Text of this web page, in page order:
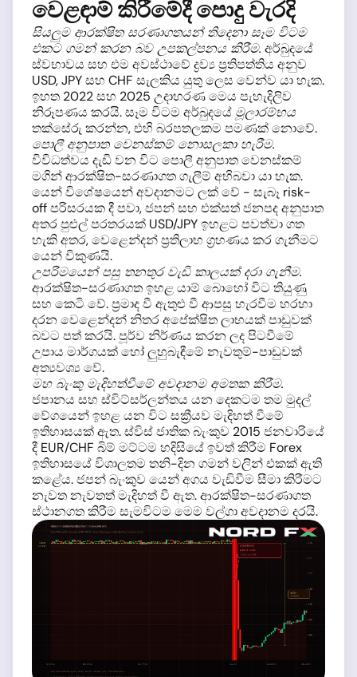
වෙළඳාම් කිරීමේදී පොදු වැරදි
සියලුම ආරක්ෂිත සරණාගතයන් තිදෙනා සෑම විටම
එකට ගමන් කරන බව උපකල්පනය කිරීම. අර්බුදයේ
ස්වභාවය සහ එම අවස්ථාවේ ද්‍රව්‍ය ප්‍රතිපත්තිය අනුව
USD, JPY සහ CHF සැලකිය යුතු ලෙස වෙන්ව යා හැක.
ඉහත 2022 සහ 2025 උදාහරණ මෙය පැහැදිලිව
නිරූපණය කරයි. සෑම විටම අර්බුදයේ මූලාරම්භය
තක්සේරු කරන්න, එහි බරපතලකම පමණක් නොවේ.
පොලී අනුපාත වෙනස්කම් නොසලකා හැරීම.
විවිධත්වය දැඩි වන විට පොලී අනුපාත වෙනස්කම්
මගින් ආරක්ෂිත-සරණාගත ගැලීම් අභිබවා යා හැක.
යෙන් විශේෂයෙන් අවදානමට ලක් වේ - සැබෑ risk-
off පරිසරයක දී පවා, ජපන් සහ එක්සත් ජනපද අනුපාත
අතර පුළුල් පරතරයක් USD/JPY ඉහළට පවත්වා ගත
හැකි අතර, වෙළෙන්දන් ප්‍රතිලාභ ග්‍රහණය කර ගැනීමට
යෙන් විකුණයි.
උපරිමයෙන් පසු තනතුර වැඩි කාලයක් දරා ගැනීම.
ආරක්ෂිත-සරණාගත ඉහළ යාම් බොහෝ විට තියුණු
සහ කෙටි වේ. ප්‍රමාද වී ඇතුළු වී ආපසු හැරවීම හරහා
දරන වෙළෙන්දන් නිතර අපේක්ෂිත ලාභයක් පාඩුවක්
බවට පත් කරයි. පූර්ව නිර්ණය කරන ලද පිටවීමේ
උපාය මාර්ගයක් හෝ ලුහුබැඳීමේ නැවතුම්-පාඩුවක්
අත්‍යවශ්‍ය වේ.
මහ බැංකු මැදිහත්වීමේ අවදානම අමතක කිරීම.
ජපානය සහ ස්විට්සර්ලන්තය යන දෙකටම තම මුදල්
වේගයෙන් ඉහළ යන විට සක්‍රීයව මැදිහත් වීමේ
ඉතිහාසයක් ඇත. ස්විස් ජාතික බැංකුව 2015 ජනවාරියේ
දී EUR/CHF බිම් මට්ටම හදිසියේ ඉවත් කිරීම Forex
ඉතිහාසයේ විශාලතම තනි-දින ගමන් වලින් එකක් ඇති
කළේය. ජපන් බැංකුව යෙන් අගය වැඩිවීම සීමා කිරීමට
නැවත නැවතත් මැදිහත් වී ඇත. ආරක්ෂිත-සරණාගත
ස්ථානගත කිරීම සැමවිටම මෙම වල්ගා අවදානම දරයි.